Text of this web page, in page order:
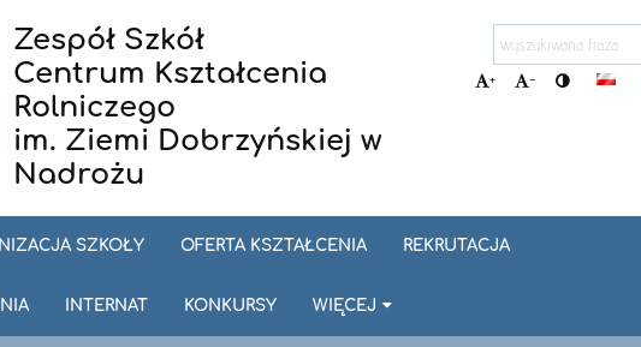
Zespół Szkół
Centrum Kształcenia
Rolniczego
im. Ziemi Dobrzyńskiej w
Nadrożu
+ -
SZKOŁY OFERTA KSZTAŁCENIA REKRUTACJA
INTERNAT KONKURSY WIĘCEJ